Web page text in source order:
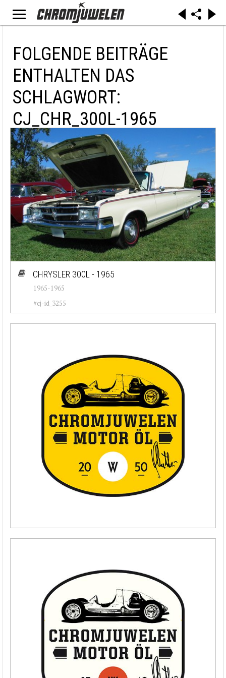
FOLGENDE BEITRÄGE
ENTHALTEN DAS
SCHLAGWORT:
CJ_CHR_300L-1965
CHRYSLER 300L - 1965
1965-1965
#cj-id_3255